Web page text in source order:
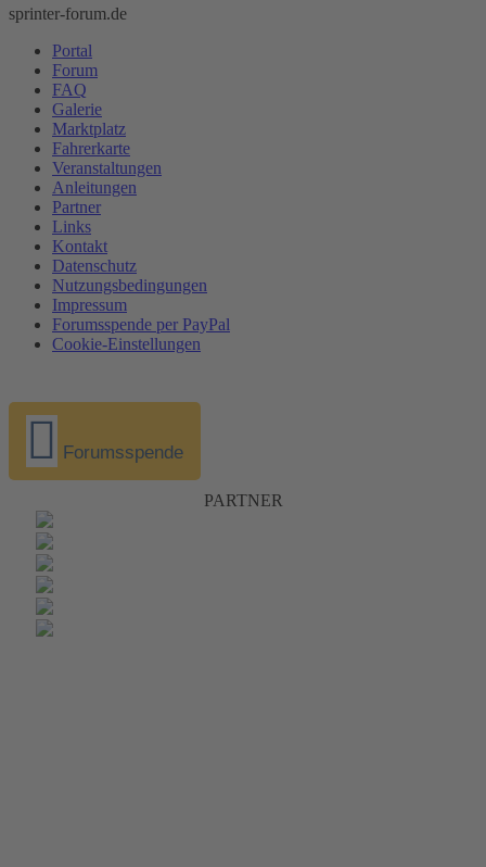
sprinter-forum.de
Portal
Forum
FAQ
Galerie
Marktplatz
Fahrerkarte
Veranstaltungen
Anleitungen
Partner
Links
Kontakt
Datenschutz
Nutzungsbedingungen
Impressum
Forumsspende per PayPal
Cookie-Einstellungen
Forumsspende
PARTNER